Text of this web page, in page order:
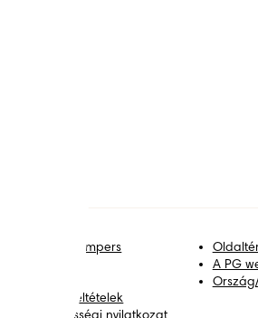
a Pampers
feltételek
A PG